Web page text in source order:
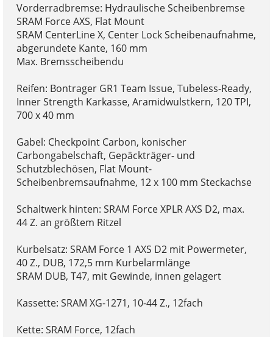
Vorderradbremse: Hydraulische Scheibenbremse
SRAM Force AXS, Flat Mount
SRAM CenterLine X, Center Lock Scheibenaufnahme,
abgerundete Kante, 160 mm
Max. Bremsscheibendu
Reifen: Bontrager GR1 Team Issue, Tubeless-Ready,
Inner Strength Karkasse, Aramidwulstkern, 120 TPI,
700 x 40 mm
Gabel: Checkpoint Carbon, konischer
Carbongabelschaft, Gepäckträger- und
Schutzblechösen, Flat Mount-
Scheibenbremsaufnahme, 12 x 100 mm Steckachse
Schaltwerk hinten: SRAM Force XPLR AXS D2, max.
44 Z. an größtem Ritzel
Kurbelsatz: SRAM Force 1 AXS D2 mit Powermeter,
40 Z., DUB, 172,5 mm Kurbelarmlänge
SRAM DUB, T47, mit Gewinde, innen gelagert
Kassette: SRAM XG-1271, 10-44 Z., 12fach
Kette: SRAM Force, 12fach